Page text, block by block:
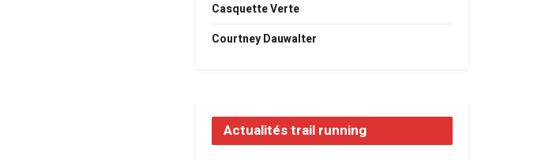
Casquette Verte
Courtney Dauwalter
Actualités trail running